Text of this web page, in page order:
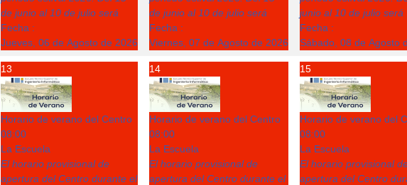
de junio al 10 de julio será
Fecha :
Jueves, 06 de Agosto de 2026
de junio al 10 de julio será
Fecha :
Viernes, 07 de Agosto de 2026
junio al 10 de julio será
Fecha :
Sábado, 08 de Agosto
13
Horario de verano del Centro
08:00
La Escuela
El horario provisional de
apertura del Centro durante el
14
Horario de verano del Centro
08:00
La Escuela
El horario provisional de
apertura del Centro durante el
15
Horario de verano del
08:00
La Escuela
El horario provisional
apertura del Centro